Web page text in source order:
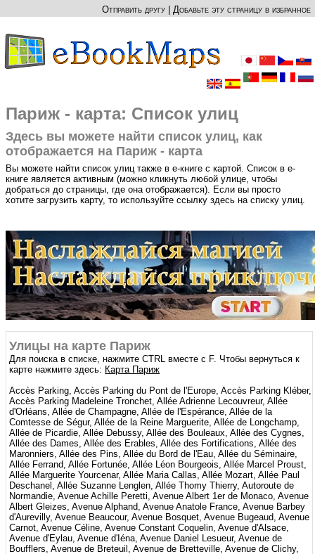
Отправить другу Добавьте эту страницу в избранное
Париж - карта: Список улиц
Здесь вы можете найти список улиц, как
отображается на Париж - карта
Вы можете найти список улиц также в е-книге с картой. Список в е-
книге является активным (можно кликнуть любой улице, чтобы
добраться до страницы, где она отображается). Если вы просто
хотите загрузить карту, то используйте ссылку здесь на списку улиц.
Улицы на карте Париж
Для поиска в списке, нажмите CTRL вместе с F. Чтобы вернуться к
карте нажмите здесь: Карта Париж
Accès Parking, Accès Parking du Pont de l'Europe, Accès Parking Kléber, Accès Parking Madeleine Tronchet, Allée Adrienne Lecouvreur, Allée d'Orléans, Allée de Champagne, Allée de l'Espérance, Allée de la Comtesse de Ségur, Allée de la Reine Marguerite, Allée de Longchamp, Allée de Picardie, Allée Debussy, Allée des Bouleaux, Allée des Cygnes, Allée des Dames, Allée des Erables, Allée des Fortifications, Allée des Maronniers, Allée des Pins, Allée du Bord de l'Eau, Allée du Séminaire, Allée Ferrand, Allée Fortunée, Allée Léon Bourgeois, Allée Marcel Proust, Allée Marguerite Yourcenar, Allée Maria Callas, Allée Mozart, Allée Paul Deschanel, Allée Suzanne Lenglen, Allée Thomy Thierry, Autoroute de Normandie, Avenue Achille Peretti, Avenue Albert 1er de Monaco, Avenue Albert Gleizes, Avenue Alphand, Avenue Anatole France, Avenue Barbey d'Aurevilly, Avenue Beaucour, Avenue Bosquet, Avenue Bugeaud, Avenue Carnot, Avenue Céline, Avenue Constant Coquelin, Avenue d'Alsace, Avenue d'Eylau, Avenue d'Iéna, Avenue Daniel Lesueur, Avenue de Boufflers, Avenue de Breteuil, Avenue de Bretteville, Avenue de Clichy, Avenue de Friedland, Avenue de l'Abbé Roussel, Avenue de l'Hippodrome, Avenue de la Bourdonnais, Avenue de la Croix, Avenue de la Division Leclerc, Avenue de la Grande Armée, Avenue de la Chapelle, Avenue de la Motte-Picquet, Avenue de la Porte d'Asnières, Avenue de la Porte d'Auteuil, Avenue de la Porte de Villiers, Avenue de la Porte des Ternes, Avenue de Lamballe, Avenue de Lowendal, Avenue de Madrid, Avenue de Malakoff, Avenue de Marigny, Avenue de Montebello, Avenue de Montespan, Avenue de Montmorency, Avenue de Neuilly, Avenue de New-York, Avenue de Pologne, Avenue de Provence, Avenue de Rouvray, Avenue de Saint-Cloud, Avenue de Salonique, Avenue de Saxe, Avenue de Ségur, Avenue de Selves, Avenue de Suffren, Avenue de Tourville, Avenue de Versailles, Avenue de Villars, Avenue de Villiers, Avenue de Wagram, Avenue des Anglais, Avenue des Camoëns, Avenue des Carrières, Avenue des Chalets, Avenue des Champs-Élysées, Avenue des Chasseurs, Avenue des Marronniers, Avenue des Nations-Unies, Avenue des Peupliers, Avenue des Sycomores, Avenue des Ternes, Avenue des Tilleuls, Avenue du Coq, Avenue du Docteur Brouardel, Avenue du Général de Gaulle, Avenue du Général Eisenhower, Avenue du Général Ferrié, Avenue du Général Mangin, Avenue du Général Margueritte, Avenue du Général Sarrail, Avenue du Château, Avenue du Mahatma Gandhi, Avenue du Maréchal Fayolle, Avenue du Maréchal Franchet d'Esperey, Avenue du Maréchal Galliéni, Avenue du Maréchal Lyautey, Avenue du Maréchal Maunoury, Avenue du Parc, Avenue du Président Kennedy, Avenue du Président Wilson, Avenue du Roule, Avenue du Square, Avenue Duquesne, Avenue Edward Tuck, Avenue Elisée Reclus, Avenue Émile Pouvillon, Avenue Émile Zola, Avenue Erlanger, Avenue Foch, Avenue Franklin Delano Roosevelt, Avenue Frémiet, Avenue Gabriel, Avenue George V, Avenue Georges Mandel, Avenue Gourgaud, Avenue Gustave Eiffel, Avenue Hector Berlioz, Avenue Henri Martin, Avenue Hoche, Avenue Chantemesse, Avenue Charles de Gaulle, Avenue Charles Floquet, Avenue Ingres, Avenue Jean Moulin, Avenue Jean-Baptiste Clément, Avenue Joseph Bouvard, Avenue Jules Janin, Avenue Junot, Avenue Kléber, Avenue Léopold II, Avenue Louis Barthou, Avenue Mac-Mahon, Avenue Marceau, Avenue Marcel Proust, Avenue Marguerite, Avenue Matignon, Avenue Milleret de Brou, Avenue Montaigne, Avenue Mozart, Avenue Niel, Avenue Paul Déroulède, Avenue Paul Doumer, Avenue Perronet Sud, Avenue Pierre 1er de Serbie, Avenue Pierre Loti, Avenue Principale, Avenue Rachel, Avenue Raphael, Avenue Rapp, Avenue Raymond Poincaré, Avenue René Boylesve, Avenue Robert Schuman, Avenue Rodin, Avenue Saint-Charles, Avenue Sainte Foy, Avenue Stéphane Mallarmé, Avenue Théodore Rousseau, Avenue Théophile Gautier, Avenue Vélasquez, Avenue Victor Hugo, Boulevard Alexandre Soljenitsyne, Boulevard Anatole France, Boulevard André Maurois, Boulevard Berthier, Boulevard Bineau, Boulevard Circulaire, Boulevard d'Aurelle de Paladines, Boulevard d'Auteuil, Boulevard de Clichy, Boulevard de Courcelles, Boulevard de Grenelle, Boulevard de l'Amiral Bruix, Boulevard de l'Yser, Boulevard de la Madeleine, Boulevard de la Tour Maubourg, Boulevard de Montmorency, Boulevard de Reims, Boulevard Delessert, Boulevard des Batignolles, Boulevard des Capucines, Boulevard des Invalides, Boulevard des Italiens, Boulevard du Commandant Charcot, Boulevard du Général Koenig, Boulevard du Général Leclerc, Boulevard du Château, Boulevard du Montparnasse, Boulevard Exelmans, Boulevard Garibaldi, Boulevard Gouvion-Saint-Cyr, Boulevard Jean Mermoz, Boulevard Julien Potin, Boulevard Lannes, Boulevard Malesherbes, Boulevard Maurice Barrès, Boulevard Murat, Boulevard Pasteur, Boulevard Pereire, Boulevard Périphérique Extérieur, Boulevard Périphérique Intérieur, Boulevard Pershing, Boulevard Raspail, Boulevard Saint-Germain, Boulevard Suchet, Boulevard Victor Hugo, Carrefour des Anciens Combattants, Cité Berryer, Cité d'Antin, Cité de Varenne, Cité du Midi, Cité du Retiro, Cité Duplan, Cité Martignac, Cité Thuré, Cité Vaneau, Cour d'Honneur, Cour de Rome, Cours Albert 1er, Cours Denis Diderot, Cours La Reine, Esplanade du Général de Gaulle, Esplanade du Souvenir Français, Galerie des Damiers, Galerie du Claridge, Galerie Point Show, Hameau de Boulainvilliers, Chaussée de la Muette, Chemin de Ceinture du Lac Inférieur, Chemin de Ceinture du Lac Supérieur, Chemin de la Croix, Chemin des Gravilliers, Chemin des Réservoirs, Chemin des Vieux Chênes, Chemin Lepage, Impasse d'Amsterdam, Impasse de la Défense, Impasse de Valmy, Impasse des Carrières, Impasse des Prêtres, Impasse du Docteur Jacques Bertillon, Impasse Durvie, Impasse Fortin, Impasse Gomboust, Impasse Léger, Impasse Marie de Régnier, Le Parvis, Marché, Passage, Passage de Clichy, Passage de l'Union, Passage de la Madeleine, Passage de la Visitation, Passage des Acacias, Passage des Jacobins, Passage Doisy, Passage du Commandant Charles Martel, Passage du Rocher de la Sorcière, Passage Marignan, Passage Moncey, Passage Paris-Saint-Germain, Passage Poncelet, Passage Roux, Passage Saint-Michel, Passage Sainte-Anne, Passerelle Alsace, Passerelle Debilly, Passerelle Lacaud, Place Alfred Sauvy, Place André Malraux, Place André Tardieu, Place Clemenceau, Place Colette, Place d'Acadie, Place d'Estienne d'Orves, Place de Barcelone, Place de Brazzaville, Place de Budapest, Place de Colombie, Place de l'Alma, Place de l'Europe, Place de l'Opéra, Place de la Concorde, Place de la Madeleine, Place de la Porte de Passy, Place de la République Dominicaine, Place de la Résistance, Place de Narvik, Place de Passy, Place de Seine, Place de Verdun, Place des États-Unis, Place des Miroirs, Place des Pyramides, Place des Saussaies, Place des Vosges, Place Diaghilev, Place du Canada, Place du Cardinal Amette, Place du Carrousel, Place du Commerce, Place du Docteur Félix Lobligeois, Place du Général Gouraud, Place du Général Koenig, Place du Général Leclerc de Hautecloque, Place du Maréchal de Lattre de Tassigny, Place du Maréchal Juin, Place du Marché, Place du Pérou, Place du Président Mithouard, Place du Québec, Place du Trocadéro et du 11 Novembre 1918, Place Dupleix, Place Edouard VII, Place Edwige Feuillère, Place François Premier, Place Gabriel Péri, Place Henri Barbusse, Place Henri Bergson, Place Charles de Gaulle, Place Charles Fillion, Place Charles Garnier, Place Chopin, Place Jacques Rouché, Place Joffre, Place Marcel Cerdan, Place Maria Callas, Place Marie-Madeleine Fourcade, Place Michel Debré, Place Parmentier, Place Prosper Goubaux, Place Raymond Poincaré, Place René Char, Place Saint-Augustin, Place Saint-Ferdinand, Place Saint-Georges, Place Saint-Charles, Place Saint-Sulpice, Place Vauban, Place Vendôme, Place Victor Hugo, Place Wagram, Place Winston Churchill, Pont Alexandre III, Pont d'Iéna, Pont de Bir Hakeim, Pont de Grenelle, Pont de la Concorde, Pont de Neuilly, Pont de Puteaux, Pont des Invalides, Pont du Carrousel, Pont Mirabeau, Pont Royal, Port de Grenelle, Port du Louvre, Promenade Bernard Lafray, Promenade des Champs Elysées, Promenade des Champs-Elysées, Quai Anatole France, Quai André Citroën, Quai Branly, Quai Carnot, Quai d'Orsay, Quai de Conti, Quai des Tuileries, Quai du Président Paul Doumer, Quai Louis Blériot, Quai Malaquais, Quai Voltaire, Rond-Point des Champs-Élysées - Marcel Dassault, Rond-Point du Bleuet de France, Rond-Point Saint-James, Route d'Auteuil à Suresnes, Route d'Auteuil aux Lacs, Route de l'Etoile, Route de la Grande Cascade, Route de La Muette à Neuilly, Route de la Porte Dauphine à la Porte des Sablons, Route de la Porte des Sablons à la Porte Maillot, Route de la Porte Saint-James, Route de la Seine à la Butte Mortemart, Route de Sèvres à Neuilly, Route de Suresnes, Route des Lacs à Madrid, Route des Moulins, Route des Pins, Route du Champ d'Entraînement, Route du Point du Jour à Bagatelle, Route Sablonneuse, Rue Adolphe Yvon, Rue Agar, Rue Albéric Magnard, Rue Albert Roussel, Rue Albert Samain, Rue Alexandre Cabanel, Rue Alfred Bruneau, Rue Alfred de Musset, Rue Alfred de Vigny, Rue Alfred Dehodencq, Rue Alfred Roll, Rue Alphonse XIII, Rue Amélie, Rue Ampère, Rue Anatole de la Forge, Rue Anatole France, Rue André Antoine, Rue André Pascal, Rue Andrieux, Rue Arago, Rue Aristide Briand, Rue Aristide Bruant, Rue Arlety, Rue Armand Gauthier, Rue Arsène Houssaye, Rue Auber, Rue Audran, Rue Augereau, Rue Auguste Bartholdi, Rue Auguste Vacquerie, Rue Bailly, Rue Balard, Rue Balzac, Rue Bara, Rue Barbès, Rue Barbey d'Aurevilly, Rue Barthélemy, Rue Bartholdi, Rue Barye, Rue Bastien Lepage, Rue Bayard, Rue Bayen, Rue Beaujon, Rue Beethoven, Rue Bélidor, Rue Bellanger, Rue Bellini, Rue Benjamin Franklin, Rue Benjamin Godard, Rue Benoît Malon, Rue Berlioz, Rue Bernard Palissy, Rue Bernoulli, Rue Berryer, Rue Berteaux-Dumas, Rue Berton, Rue Biot, Rue Blaise Pascal, Rue Blanche, Rue Boileau, Rue Boissi